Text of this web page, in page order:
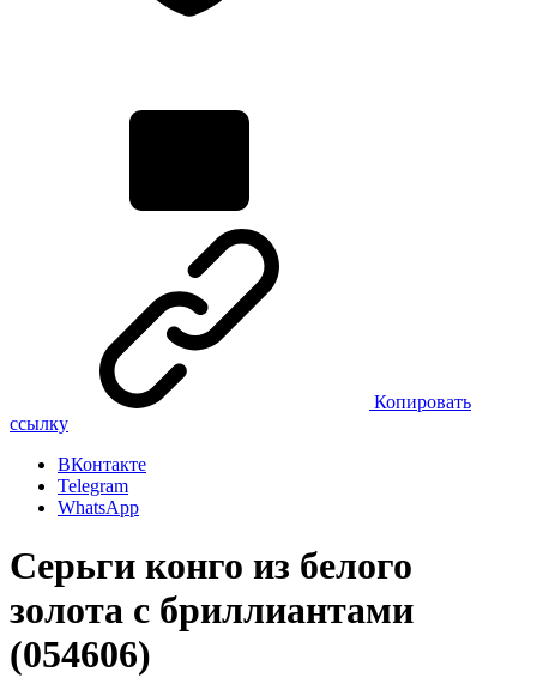
Копировать
ссылку
ВКонтакте
Telegram
WhatsApp
Серьги конго из белого
золота с бриллиантами
(054606)